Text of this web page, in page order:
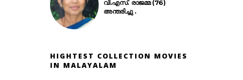
വി.എസ്. രാജമ്മ (76)
അന്തരിച്ചു .
HIGHTEST COLLECTION MOVIES
IN MALAYALAM